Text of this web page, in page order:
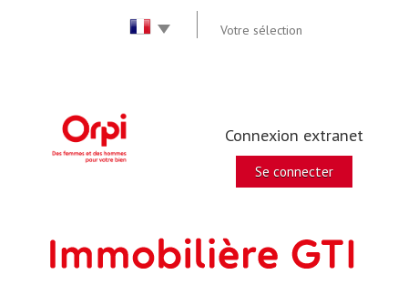
Votre sélection
Connexion extranet
Se connecter